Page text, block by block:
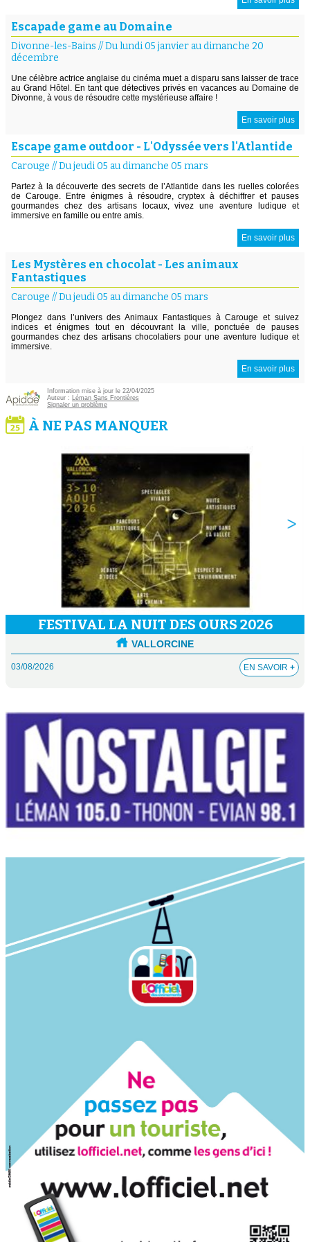
Escapade game au Domaine
Divonne-les-Bains //Du lundi 05 janvier au dimanche 20
décembre
Une célèbre actrice anglaise du cinéma muet a disparu sans laisser de trace
au Grand Hôtel. En tant que détectives privés en vacances au Domaine de
Divonne, à vous de résoudre cette mystérieuse affaire !
En savoir plus
Escape game outdoor - L'Odyssée vers l'Atlantide
Carouge //Du jeudi 05 au dimanche 05 mars
Partez à la découverte des secrets de l’Atlantide dans les ruelles colorées
de Carouge. Entre énigmes à résoudre, cryptex à déchiffrer et pauses
gourmandes chez des artisans locaux, vivez une aventure ludique et
immersive en famille ou entre amis.
En savoir plus
Les Mystères en chocolat - Les animaux
Fantastiques
Carouge //Du jeudi 05 au dimanche 05 mars
Plongez dans l’univers des Animaux Fantastiques à Carouge et suivez
indices et énigmes tout en découvrant la ville, ponctuée de pauses
gourmandes chez des artisans chocolatiers pour une aventure ludique et
immersive.
En savoir plus
Information mise à jour le 22/04/2025
Auteur :
Léman Sans Frontières
Signaler un problème
À NE PAS MANQUER
FESTIVAL LA NUIT DES OURS 2026
VALLORCINE
03/08/2026 EN SAVOIR +